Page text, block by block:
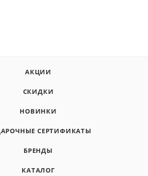
АКЦИИ
СКИДКИ
НОВИНКИ
СЕРТИФИКАТЫ
БРЕНДЫ
КАТАЛОГ